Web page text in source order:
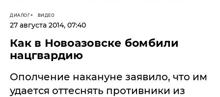
ДИАЛОГ ВИДЕО
27 августа 2014, 07:40
Как в Новоазовске бомбили
нацгвардию
Ополчение накануне заявило, что им
удается оттеснять противники из